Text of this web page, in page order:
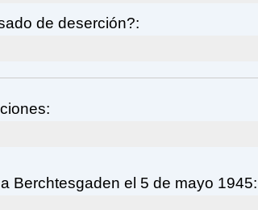
de deserción?:
Berchtesgaden el 5 de mayo 1945: